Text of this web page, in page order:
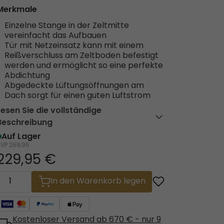
Einzelne Stange in der Zeltmitte
vereinfacht das Aufbauen
Tür mit Netzeinsatz kann mit einem
Reißverschluss am Zeltboden befestigt
werden und ermöglicht so eine perfekte
Abdichtung
Abgedeckte Lüftungsöffnungen am
Dach sorgt für einen guten Luftstrom
Sie die vollständige
Auf Lager
269,95
€
In den Warenkorb legen
Kostenloser Versand ab 670 € - nur 9